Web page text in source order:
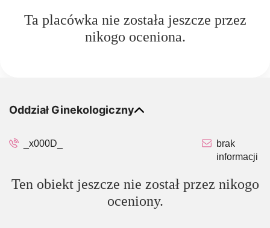
Ta placówka nie została jeszcze przez
nikogo oceniona.
Oddział Ginekologiczny
_x000D_
brak
informacji
Ten obiekt jeszcze nie został przez nikogo
oceniony.